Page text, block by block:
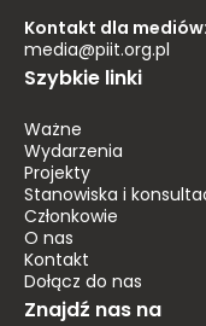
Kontakt dla mediów:
media@piit.org.pl
Szybkie linki
Ważne
Wydarzenia
Projekty
Stanowiska i
Członkowie
O nas
Kontakt
Dołącz do nas
Znajdź nas na